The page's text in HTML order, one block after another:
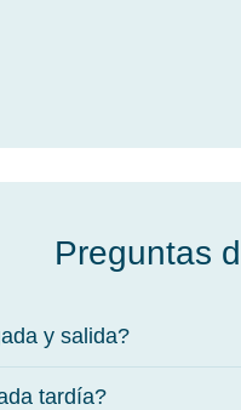
Preguntas
y salida?
tardía?